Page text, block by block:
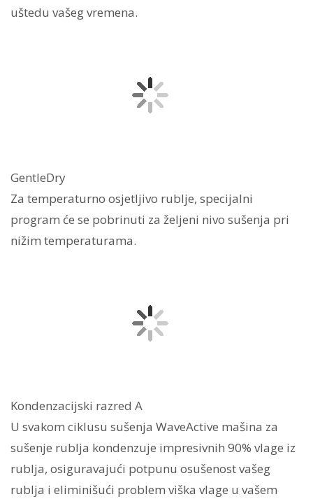
uštedu vašeg vremena.
GentleDry
Za temperaturno osjetljivo rublje, specijalni
program će se pobrinuti za željeni nivo sušenja pri
nižim temperaturama.
Kondenzacijski razred A
U svakom ciklusu sušenja WaveActive mašina za
sušenje rublja kondenzuje impresivnih 90% vlage iz
rublja, osiguravajući potpunu osušenost vašeg
rublja i eliminišući problem viška vlage u vašem